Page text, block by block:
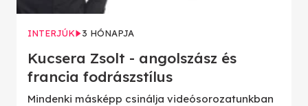
INTERJÚK 3 HÓNAPJA
Kucsera Zsolt - angolszász és
francia fodrászstílus
Mindenki másképp csinálja videósorozatunkban